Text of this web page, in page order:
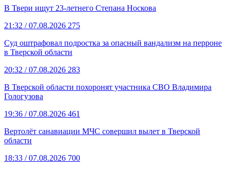
В Твери ищут 23-летнего Степана Носкова
21:32 / 07.08.2026 275
Суд оштрафовал подростка за опасный вандализм на перроне
в Тверской области
20:32 / 07.08.2026 283
В Тверской области похоронят участника СВО Владимира
Гологузова
19:36 / 07.08.2026 461
Вертолёт санавиации МЧС совершил вылет в Тверской
области
18:33 / 07.08.2026 700